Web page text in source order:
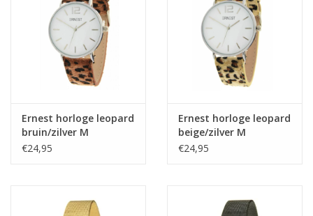
Ernest horloge leopard
bruin/zilver M
€24,95
Ernest horloge leopard
beige/zilver M
€24,95